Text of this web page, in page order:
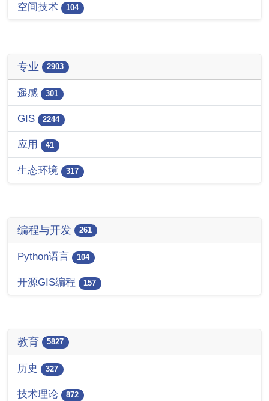
空间技术 104
专业 2903
遥感 301
GIS 2244
应用 41
生态环境 317
编程与开发 261
Python语言 104
开源GIS编程 157
教育 5827
历史 327
技术理论 872